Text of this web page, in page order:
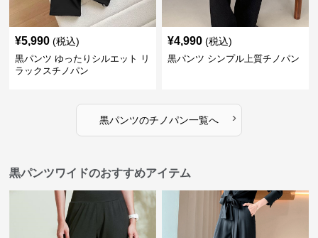
¥5,990 (税込)
黒パンツ ゆったりシルエット リ
ラックスチノパン
¥4,990 (税込)
黒パンツ シンプル上質チノパン
黒パンツのチノパン一覧へ ›
黒パンツワイドのおすすめアイテム